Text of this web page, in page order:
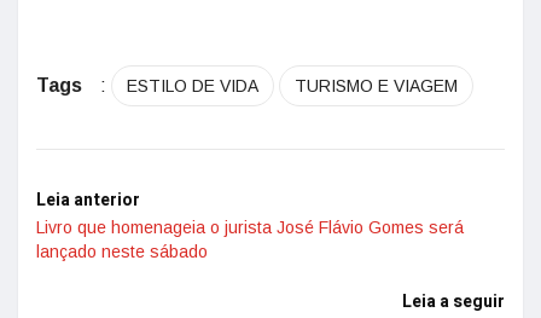
Tags : ESTILO DE VIDA TURISMO E VIAGEM
Leia anterior
Livro que homenageia o jurista José Flávio Gomes será
lançado neste sábado
Leia a seguir